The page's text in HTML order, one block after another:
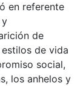
en referente
y
de
de vida
social,
los anhelos y